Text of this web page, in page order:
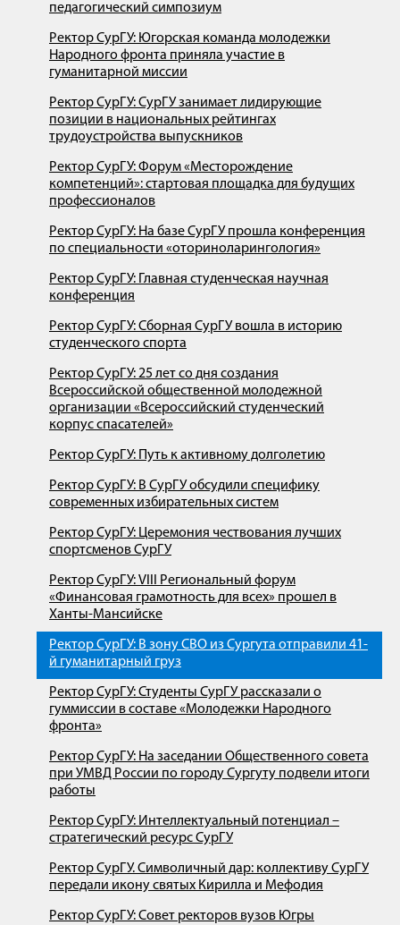
педагогический симпозиум
Ректор СурГУ: Югорская команда молодежки
Народного фронта приняла участие в
гуманитарной миссии
Ректор СурГУ: СурГУ занимает лидирующие
позиции в национальных рейтингах
трудоустройства выпускников
Ректор СурГУ: Форум «Месторождение
компетенций»: стартовая площадка для будущих
профессионалов
Ректор СурГУ: На базе СурГУ прошла конференция
по специальности «оториноларингология»
Ректор СурГУ: Главная студенческая научная
конференция
Ректор СурГУ: Сборная СурГУ вошла в историю
студенческого спорта
Ректор СурГУ: 25 лет со дня создания
Всероссийской общественной молодежной
организации «Всероссийский студенческий
корпус спасателей»
Ректор СурГУ: Путь к активному долголетию
Ректор СурГУ: В СурГУ обсудили специфику
современных избирательных систем
Ректор СурГУ: Церемония чествования лучших
спортсменов СурГУ
Ректор СурГУ: VIII Региональный форум
«Финансовая грамотность для всех» прошел в
Ханты-Мансийске
Ректор СурГУ: В зону СВО из Сургута отправили 41-
й гуманитарный груз
Ректор СурГУ: Студенты СурГУ рассказали о
гуммиссии в составе «Молодежки Народного
фронта»
Ректор СурГУ: На заседании Общественного совета
при УМВД России по городу Сургуту подвели итоги
работы
Ректор СурГУ: Интеллектуальный потенциал –
стратегический ресурс СурГУ
Ректор СурГУ. Символичный дар: коллективу СурГУ
передали икону святых Кирилла и Мефодия
Ректор СурГУ: Совет ректоров вузов Югры